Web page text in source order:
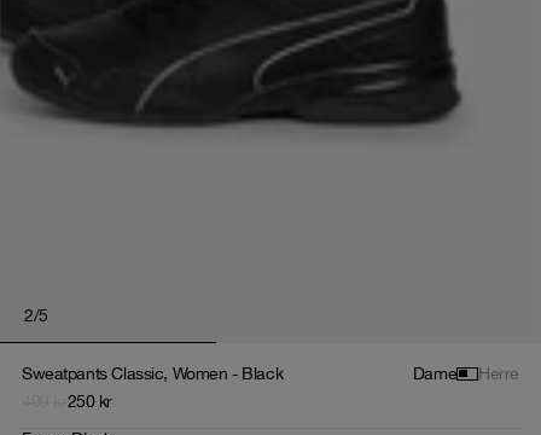
2/5
Sweatpants Classic, Women - Black Dame
Herre
250 kr